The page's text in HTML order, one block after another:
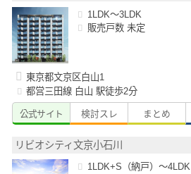
1LDK～3LDK
販売戸数 未定
東京都文京区白山1
都営三田線 白山 駅徒歩2分
公式サイト 検討スレ まとめ
リビオシティ文京小石川
1LDK+S（納戸）～4LDK